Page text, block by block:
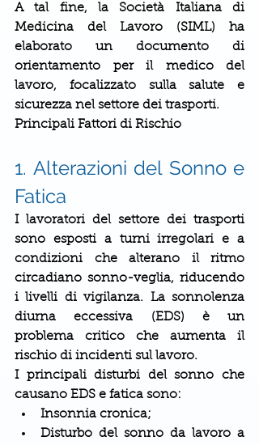
A tal fine, la Società Italiana di
Medicina del Lavoro (SIML) ha
elaborato un documento di
orientamento per il medico del
lavoro, focalizzato sulla salute e
sicurezza nel settore dei trasporti.
Principali Fattori di Rischio
1. Alterazioni del Sonno e
Fatica
I lavoratori del settore dei trasporti
sono esposti a turni irregolari e a
condizioni che alterano il ritmo
circadiano sonno-veglia, riducendo
i livelli di vigilanza. La sonnolenza
diurna eccessiva (EDS) è un
problema critico che aumenta il
rischio di incidenti sul lavoro.
I principali disturbi del sonno che
causano EDS e fatica sono:
Insonnia cronica;
Disturbo del sonno da lavoro a